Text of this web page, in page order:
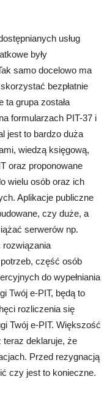
usług
były
samo docelowo ma
bezpłatnie
ta grupa została
formularzach PIT-37 i
jest to bardzo duża
wiedzą księgową,
oraz proponowane
wielu osób oraz ich
Aplikacje publiczne
czy duże, a
serwerów np.
rozwiązania
część osób
do wypełniania
Twój e-PIT, będą to
rozliczenia się
Twój e-PIT. Większość
teraz deklaruje, że
Przed rezygnacją
czy jest to konieczne.